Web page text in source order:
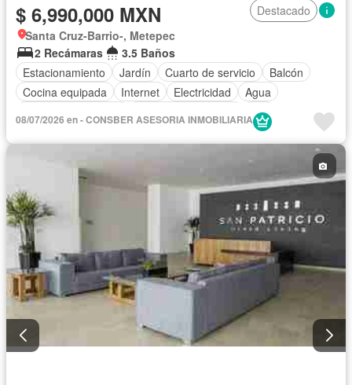
$ 6,990,000 MXN
Destacado
Santa Cruz-Barrio-, Metepec
2 Recámaras
3.5 Baños
Estacionamiento
Jardín Cuarto de servicio
Balcón
Cocina equipada
Internet Electricidad
Agua
Wifi
08/07/2026 en - CONSBER ASESORIA INMOBILIARIA